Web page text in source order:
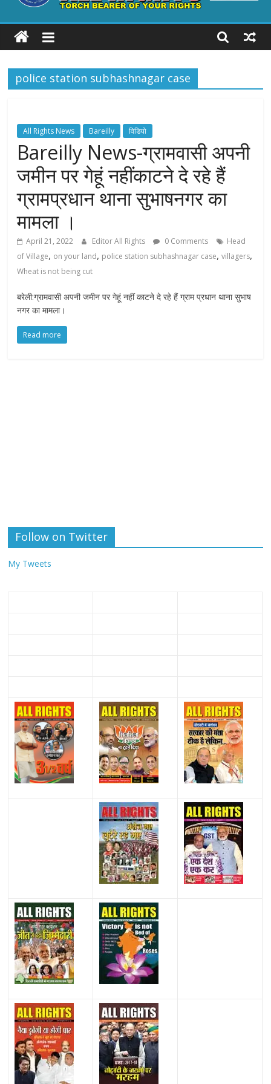
ALL
RIGHTS
Torch
your
Rights
police station subhashnagar case
All Rights News Bareilly विडियो
Bareilly News-ग्रामवासी अपनी
जमीन पर गेहूं नहींकाटने दे रहे हैं
ग्रामप्रधान थाना सुभाषनगर का
मामला ।
April 21, 2022 Editor All Rights 0 Comments
Head
of Village, on your land, police station subhashnagar case,villagers,
Wheat is not being cut
बरेली:ग्रामवासी अपनी जमीन पर गेहूं नहीं काटने दे रहे हैं ग्राम प्रधान थाना सुभाष
नगर का मामला।
Read more
Follow on Twitter
My Tweets